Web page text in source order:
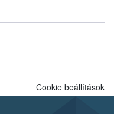
Cookie beállítások